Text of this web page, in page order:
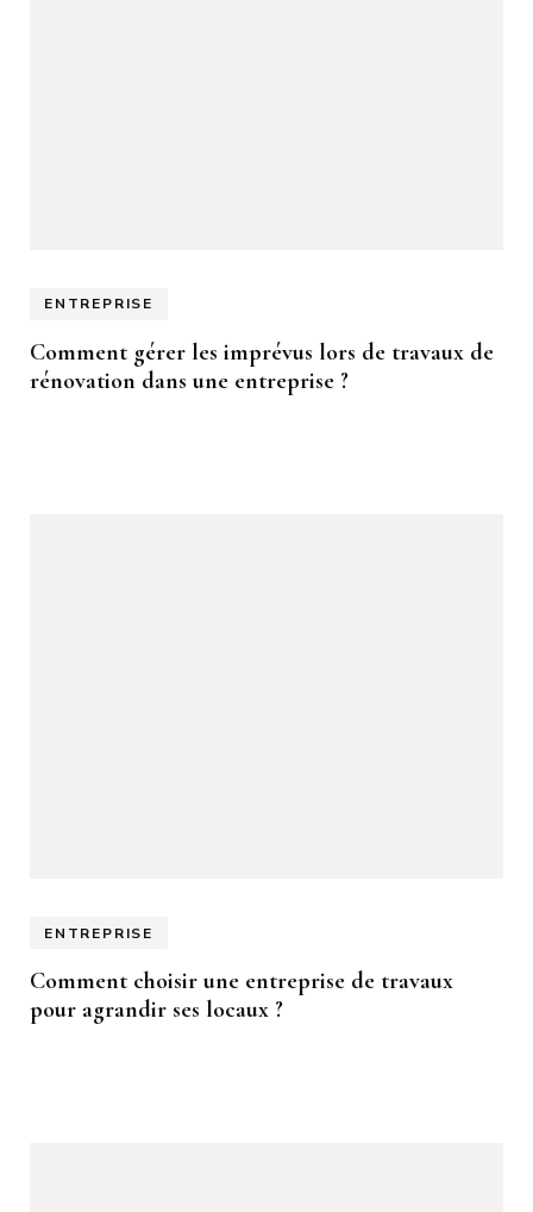
ENTREPRISE
Comment gérer les imprévus lors de travaux de
rénovation dans une entreprise ?
ENTREPRISE
Comment choisir une entreprise de travaux
pour agrandir ses locaux ?